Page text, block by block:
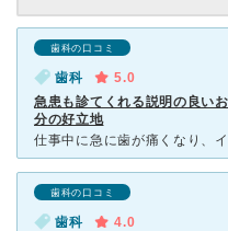
歯科の口コミ
歯科
5.0
急患も診てくれる説明の良い
分の好立地
歯科の口コミ
歯科
4.0